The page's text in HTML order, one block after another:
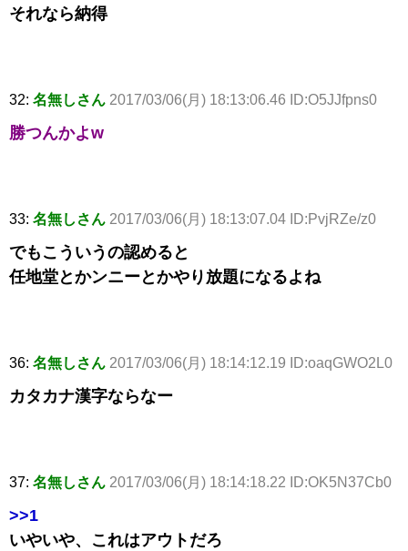
それなら納得
32: 名無しさん 2017/03/06(月) 18:13:06.46 ID:O5JJfpns0
勝つんかよw
33: 名無しさん 2017/03/06(月) 18:13:07.04 ID:PvjRZe/z0
でもこういうの認めると
任地堂とかンニーとかやり放題になるよね
36: 名無しさん 2017/03/06(月) 18:14:12.19 ID:oaqGWO2L0
カタカナ漢字ならなー
37: 名無しさん 2017/03/06(月) 18:14:18.22 ID:OK5N37Cb0
>>1
いやいや、これはアウトだろ